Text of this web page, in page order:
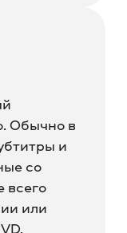
Обычно в
и
со
всего
или